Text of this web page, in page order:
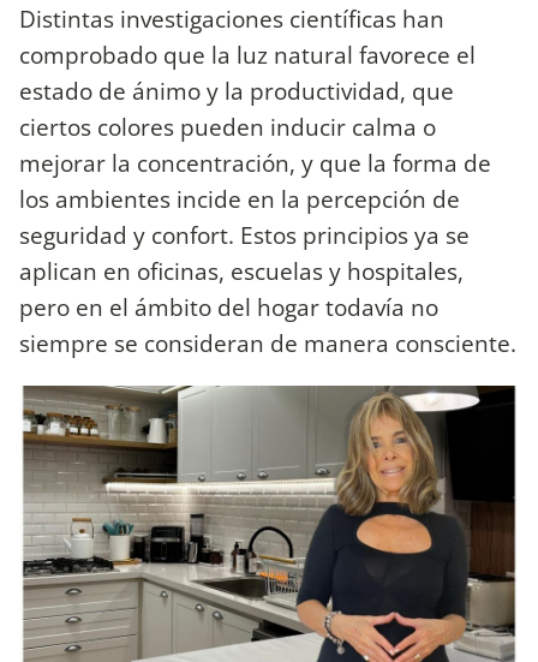
Distintas investigaciones científicas han
comprobado que la luz natural favorece el
estado de ánimo y la productividad, que
ciertos colores pueden inducir calma o
mejorar la concentración, y que la forma de
los ambientes incide en la percepción de
seguridad y confort. Estos principios ya se
aplican en oficinas, escuelas y hospitales,
pero en el ámbito del hogar todavía no
siempre se consideran de manera consciente.